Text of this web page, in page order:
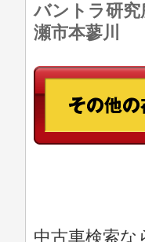
バントラ研
瀬市本蓼川
中古車検索な